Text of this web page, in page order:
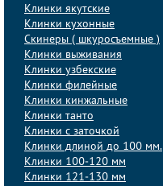
Клинки якутские
Клинки кухонные
Скинеры ( шкуросъемные )
Клинки выживания
Клинки узбекские
Клинки филейные
Клинки кинжальные
Клинки танто
Клинки с заточкой
Клинки длиной до 100 мм.
Клинки 100-120 мм
Клинки 121-130 мм